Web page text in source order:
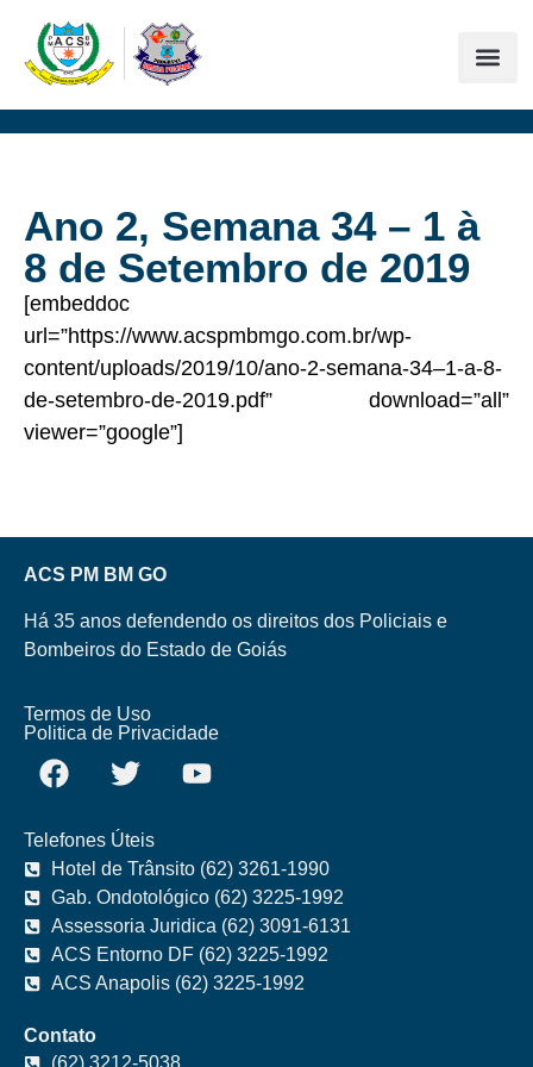
Ano 2, Semana 34 – 1 à
8 de Setembro de 2019
[embeddoc
url=”https://www.acspmbmgo.com.br/wp-
content/uploads/2019/10/ano-2-semana-34–1-a-8-
de-setembro-de-2019.pdf” download=”all”
viewer=”google”]
ACS PM BM GO
Há 35 anos defendendo os direitos dos Policiais e
Bombeiros do Estado de Goiás
Termos de Uso
Politica de Privacidade
Telefones Úteis
Hotel de Trânsito (62) 3261-1990
Gab. Ondotológico (62) 3225-1992
Assessoria Juridica (62) 3091-6131
ACS Entorno DF (62) 3225-1992
ACS Anapolis (62) 3225-1992
Contato
(62) 3212-5038